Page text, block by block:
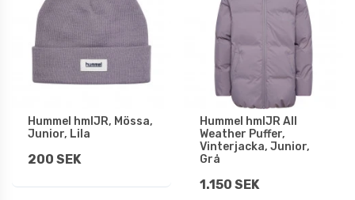
Hummel hmlJR, Mössa,
Junior, Lila
200 SEK
Hummel hmlJR All
Weather Puffer,
Vinterjacka, Junior,
Grå
1.150 SEK